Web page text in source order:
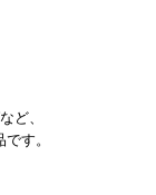
ど、
す。